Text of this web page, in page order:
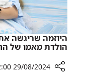
היוזמה שריגשה
הולדת מאמו של
29/08/2024 12:00